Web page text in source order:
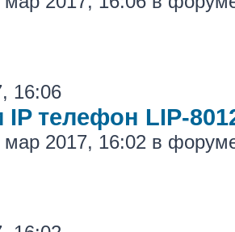
16:06
телефон LIP-
мар 2017, 16:02 в